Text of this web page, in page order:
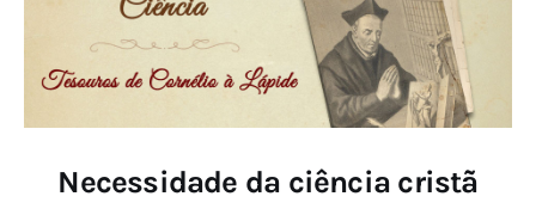
Necessidade da ciência cristã